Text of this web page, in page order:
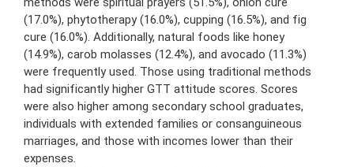
(17.0%), phytotherapy (16.0%), cupping (16.5%), and fig
cure (16.0%). Additionally, natural foods like honey
(14.9%), carob molasses (12.4%), and avocado (11.3%)
were frequently used. Those using traditional methods
had significantly higher GTT attitude scores. Scores
were also higher among secondary school graduates,
individuals with extended families or consanguineous
marriages, and those with incomes lower than their
expenses.